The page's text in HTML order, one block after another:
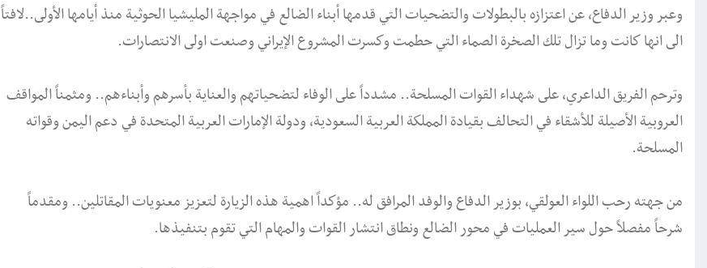
وعبر وزير الدفاع، عن اعتزازه بالبطولات والتضحيات التي قدمها أبناء الضالع في مواجهة المليشيا الحوثية منذ أيامها الأولى..لافتاً
الى انها كانت وما تزال تلك الصخرة الصماء التي حطمت وكسرت المشروع الإيراني وصنعت اولى الانتصارات.
وترحم الفريق الداعري، على شهداء القوات المسلحة.. مشدداً على الوفاء لتضحياتهم والعناية بأسرهم وأبناءهم.. ومثمناً المواقف
العروبية الأصيلة للأشقاء في التحالف بقيادة المملكة العربية السعودية، ودولة الإمارات العربية المتحدة في دعم اليمن وقواته
المسلحة.
من جهته رحب اللواء العولقي، بوزير الدفاع والوفد المرافق له.. مؤكداً اهمية هذه الزيارة لتعزيز معنويات المقاتلين.. ومقدماً
شرحاً مفصلاً حول سير العمليات في محور الضالع ونطاق انتشار القوات والمهام التي تقوم بتنفيذها.